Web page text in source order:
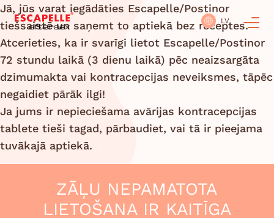
LV
Jā, jūs varat iegādāties Escapelle/Postinor
tiešsaistē un saņemt to aptiekā bez receptes.
Atcerieties, ka ir svarīgi lietot Escapelle/Postinor
72 stundu laikā (3 dienu laikā) pēc neaizsargāta
dzimumakta vai kontracepcijas neveiksmes, tāpēc
negaidiet pārāk ilgi!
Ja jums ir nepieciešama avārijas kontracepcijas
tablete tieši tagad, pārbaudiet, vai tā ir pieejama
tuvākajā aptiekā.
ZĀĻU NEPAMATOTA
LIETOŠANA IR KAITĪGA